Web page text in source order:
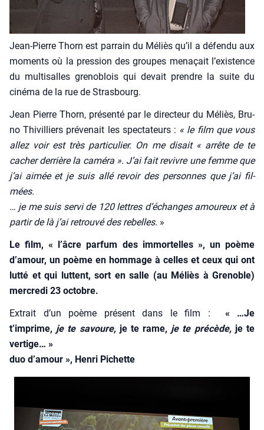
Jean-Pierre Thorn est par­rain du Méliès qu’il a défen­du aux
moments où la pres­sion des groupes mena­çait l’existence
du mul­ti­salles gre­no­blois qui devait prendre la suite du
ciné­ma de la rue de Stras­bourg.
Jean Pierre Thorn, pré­sen­té par le direc­teur du Méliès, Bru­
no Thi­vil­liers pré­ve­nait les spec­ta­teurs : « le film que vous
allez voir est très par­ti­cu­lier. On me disait « arrête de te
cacher der­rière la camé­ra ». J’ai fait revivre une femme que
j’ai aimée et je suis allé revoir des per­sonnes que j’ai fil­
mées.
… je me suis ser­vi de 120 lettres d’échanges amou­reux et à
par­tir de là j’ai retrou­vé des rebelles. »
Le film, « l’âcre par­fum des immor­telles », un poème
d’amour, un poème en hom­mage à celles et ceux qui ont
lut­té et qui luttent, sort en salle (au Méliès à Gre­noble)
mer­cre­di 23 octobre.
Extrait d’un poème pré­sent dans le film : « …Je
t’imprime, je te savoure,je te rame, je te pré­cède,je te
ver­tige… »
duo d’amour », Hen­ri Pichette